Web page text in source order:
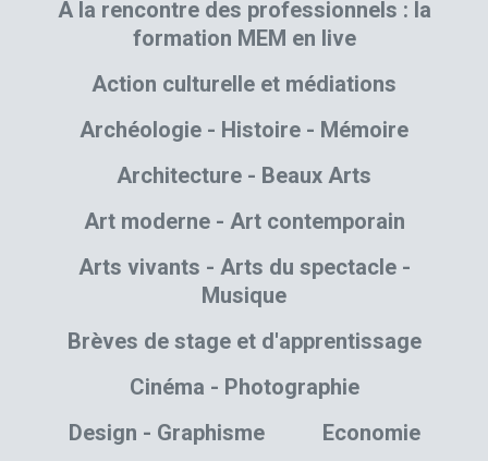
A la rencontre des professionnels : la
formation MEM en live
Action culturelle et médiations
Archéologie - Histoire - Mémoire
Architecture - Beaux Arts
Art moderne - Art contemporain
Arts vivants - Arts du spectacle -
Musique
Brèves de stage et d'apprentissage
Cinéma - Photographie
Design - Graphisme
Economie